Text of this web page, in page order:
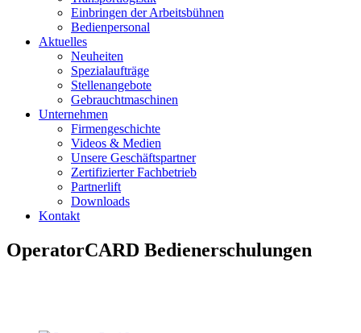
Einbringen der Arbeitsbühnen
Bedienpersonal
Aktuelles
Neuheiten
Spezialaufträge
Stellenangebote
Gebrauchtmaschinen
Unternehmen
Firmengeschichte
Videos & Medien
Unsere Geschäftspartner
Zertifizierter Fachbetrieb
Partnerlift
Downloads
Kontakt
OperatorCARD Bedienerschulungen